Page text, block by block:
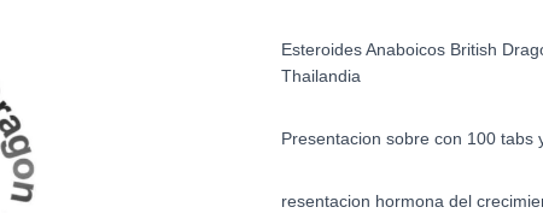
Esteroides Anaboicos British
Thailandia
Presentacion sobre con 100 tabs
resentacion hormona del